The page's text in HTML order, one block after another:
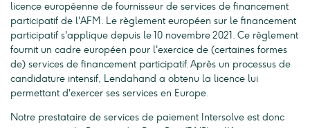
licence européenne de fournisseur de services de financement
participatif de l'AFM. Le règlement européen sur le financement
participatif s'applique depuis le 10 novembre 2021. Ce règlement
fournit un cadre européen pour l'exercice de (certaines formes
de) services de financement participatif. Après un processus de
candidature intensif, Lendahand a obtenu la licence lui
permettant d'exercer ses services en Europe.
Notre prestataire de services de paiement Intersolve est donc